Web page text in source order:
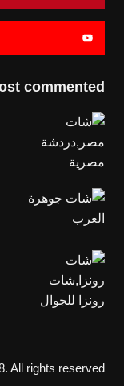
commented
All rights reserved.